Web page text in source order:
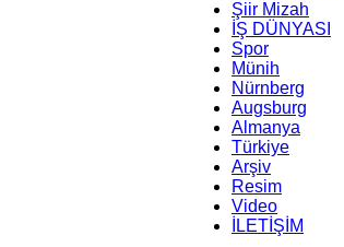
Şiir Mizah
İŞ DÜNYASI
Spor
Münih
Nürnberg
Augsburg
Almanya
Türkiye
Arşiv
Resim
Video
İLETİŞİM